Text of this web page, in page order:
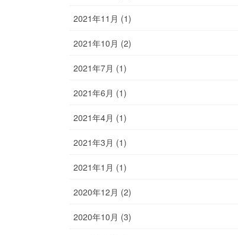
2021年11月 (1)
2021年10月 (2)
2021年7月 (1)
2021年6月 (1)
2021年4月 (1)
2021年3月 (1)
2021年1月 (1)
2020年12月 (2)
2020年10月 (3)